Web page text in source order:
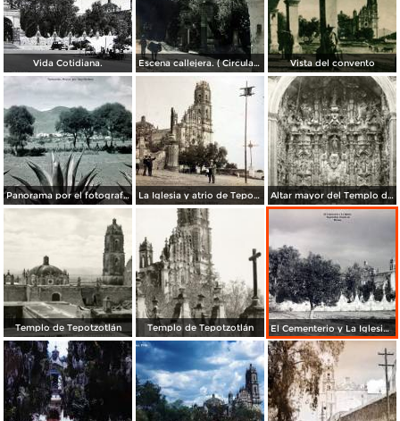
Vida Cotidiana. Escena callejera. ( Circulada el 21 de Junio de 1935 ). Vista del convento
Panorama por el fotografo Hugo Brehme. La Iglesia y atrio de Tepotzotlán, Edo de México ( Circulada el 8 de Junio de 1924 ). Altar mayor del Templo de Tepotzotlán
Templo de Tepotzotlán Templo de Tepotzotlán El Cementerio y La Iglesia Tepotzotlán Estado de México.